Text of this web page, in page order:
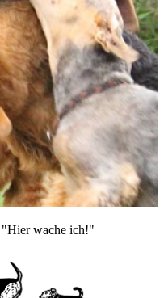
"Hier wache ich!"